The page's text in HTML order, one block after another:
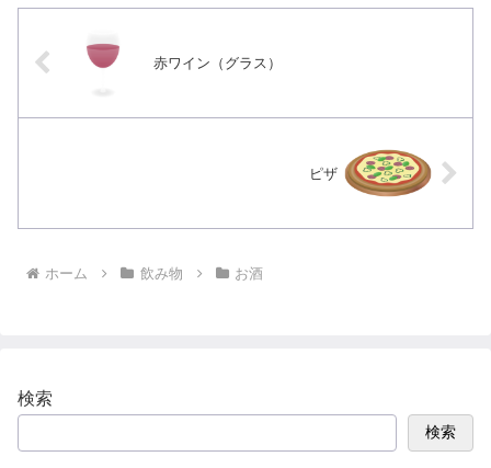
赤ワイン（グラス）
ピザ
ホーム 飲み物 お酒
検索
検索